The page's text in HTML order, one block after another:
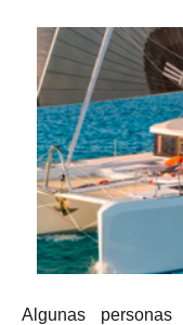
Algunas personas